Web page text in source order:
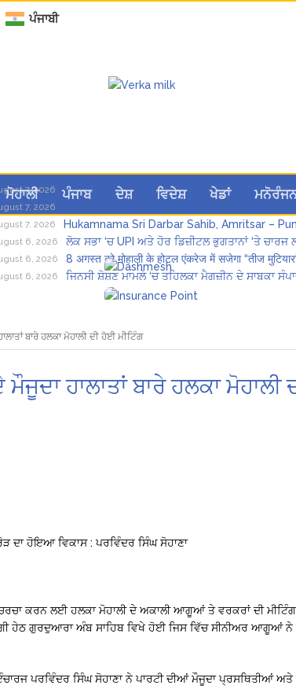
ਪੰਜਾਬੀ
ਮੋਹਾਲੀ ਪੰਜਾਬ ਦੇਸ਼ ਵਿਦੇਸ਼ ਖੇਡਾਂ
7, 2026 ਪੰਜਾਬ ਪੁਲਿਸ ਪੈਨਸ਼ਨਰ ਐਸੋਸੀਏਸ਼ਨ ਦੇ ਹਜ਼ਾਰਾਂ ਮੈਂਬਰਾਂ ਨੇ
7, 2026
7, 2026 Hukamnama Sri Darbar Sahib, Amritsar –
6, 2026 ਲੋਕ ਸਭਾ ‘ਚ UPI ਅਤੇ ਹੋਰ ਡਿਜ਼ੀਟਲ ਭੁਗਤਾਨਾਂ ‘ਤੇ
6, 2026 8 अगस्त को मोहाली के होटल एंकरेज में सजेगा “तीज
6, 2026 ਜਿਨਸੀ ਸ਼ੋਸ਼ਣ ਮਾਮਲੇ ‘ਚ ਤਹਿਲਕਾ ਮੈਗਜ਼ੀਨ ਦੇ ਸਾਬਕਾ
ਬਾਰੇ ਹਲਕਾ ਮੋਹਾਲੀ ਦੀ ਹੋਈ ਮੀਟਿੰਗ
ਹਾਲਾਤਾਂ ਬਾਰੇ ਹਲਕਾ ਮੋਹਾਲੀ
ਦਾ ਹੋਇਆ ਵਿਕਾਸ : ਪਰਵਿੰਦਰ ਸਿੰਘ ਸੋਹਾਣਾ
ਚਰਚਾ ਕਰਨ ਲਈ ਹਲਕਾ ਮੋਹਾਲੀ ਦੇ ਅਕਾਲੀ ਆਗੂਆਂ ਤੇ ਵਰਕਰਾਂ ਦੀ
ਹੇਠ ਗੁਰਦੁਆਰਾ ਅੰਬ ਸਾਹਿਬ ਵਿਖੇ ਹੋਈ ਜਿਸ ਵਿੱਚ ਸੀਨੀਅਰ ਆਗੂਆਂ ਨੇ
ਪਰਵਿੰਦਰ ਸਿੰਘ ਸੋਹਾਣਾ ਨੇ ਪਾਰਟੀ ਦੀਆਂ ਮੌਜੂਦਾ ਪ੍ਰਸਥਿਤੀਆਂ